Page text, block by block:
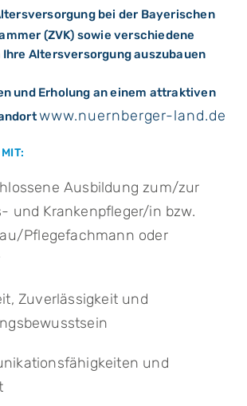
bei der Bayerischen
(ZVK) sowie verschiedene
Altersversorgung auszubauen
und Erholung an einem attraktiven
www.nuernberger-land.de
Ausbildung zum/zur
und Krankenpfleger/in bzw.
Pflegefachmann oder
Zuverlässigkeit und
und